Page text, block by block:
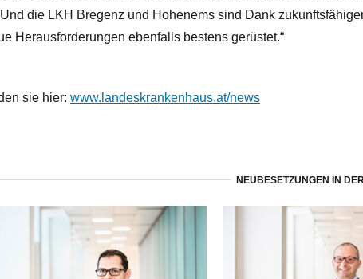
Und die LKH Bregenz und Hohenems sind Dank
Herausforderungen ebenfalls bestens gerüstet.“
sie hier: www.landeskrankenhaus.at/news
NEUBESETZUNGEN IN